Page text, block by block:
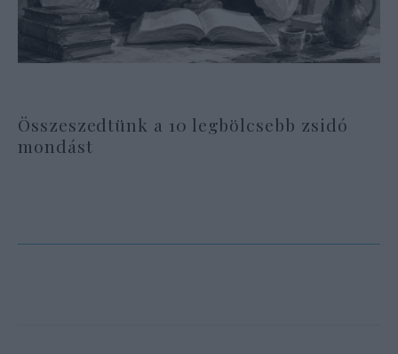
Összeszedtünk a 10 legbölcsebb zsidó
mondást